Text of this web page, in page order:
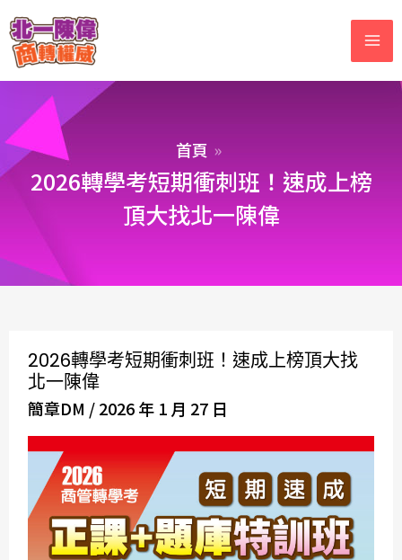
首頁
2026轉學考短期衝刺班！速成上榜
頂大找北一陳偉
2026轉學考短期衝刺班！速成上榜頂大找
北一陳偉
簡章DM /2026 年 1 月 27 日